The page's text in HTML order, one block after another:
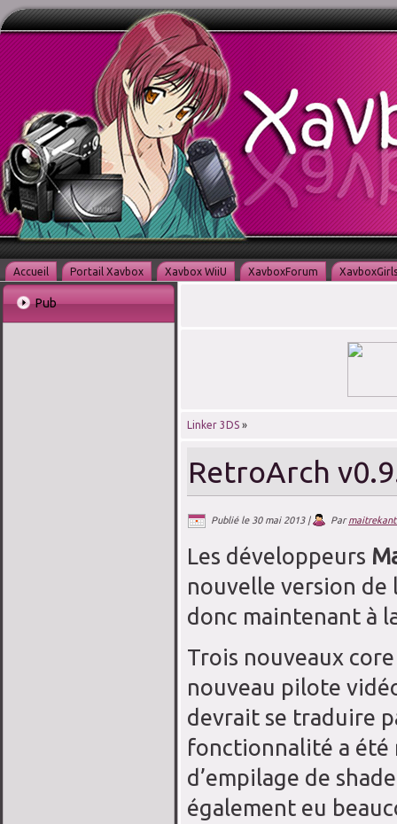
Accueil Portail Xavbox Xavbox WiiU XavboxForum XavboxGirls
Pub
Linker 3DS »
RetroArch
Publié le 30 mai 2013| Par
Les développeurs
nouvelle version de
donc maintenant à
Trois nouveaux
nouveau pilote
devrait se traduire
fonctionnalité a été
d’empilage de
également eu